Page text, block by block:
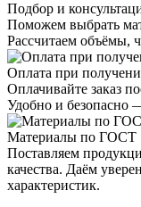
Подбор и
Поможем выбрать
Рассчитаем объёмы,
Оплата при
Оплачивайте заказ
Удобно и безопасно
Материалы по ГОСТ
Поставляем
качества. Даём
характеристик.